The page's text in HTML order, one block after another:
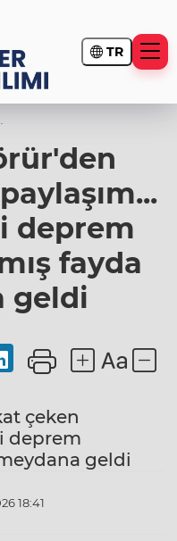
TR
deprem
fayda
geldi
çeken
deprem
geldi
18:41